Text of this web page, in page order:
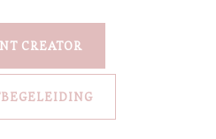
CREATOR